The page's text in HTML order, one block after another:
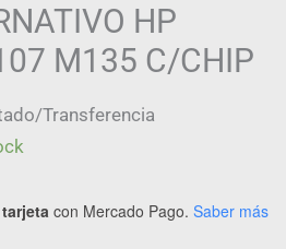
HP
M135 C/CHIP
Transferencia
con Mercado Pago. Saber más